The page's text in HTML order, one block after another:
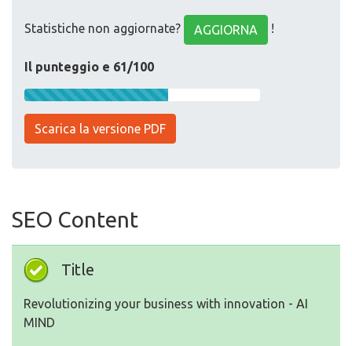
Statistiche non aggiornate? AGGIORNA !
Il punteggio e 61/100
Scarica la versione PDF
SEO Content
Title
Revolutionizing your business with innovation - AI
MIND